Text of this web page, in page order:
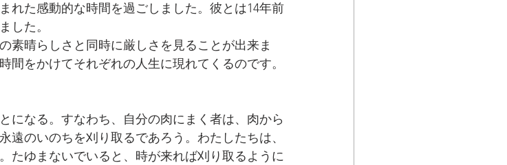
れた感動的な時間を過ごしました。彼とは14年前
した。
素晴らしさと同時に厳しさを見ることが出来ま
間をかけてそれぞれの人生に現れてくるのです。
になる。すなわち、自分の肉にまく者は、肉から
遠のいのちを刈り取るであろう。わたしたちは、
たゆまないでいると、時が来れば刈り取るように